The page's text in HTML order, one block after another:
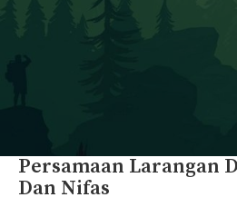
Persamaan Larangan
Dan Nifas